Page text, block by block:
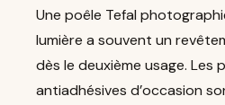
Une poêle Tefal
lumière a souvent un
dès le deuxième usage. Les
antiadhésives d’occasion